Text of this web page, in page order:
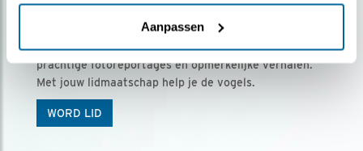
Aanpassen
Ontvang 5 x Vogels voor € 36,00 per jaar
Vogels is het tijdschrift voor onze leden, met
prachtige fotoreportages en opmerkelijke verhalen.
Met jouw lidmaatschap help je de vogels.
WORD LID